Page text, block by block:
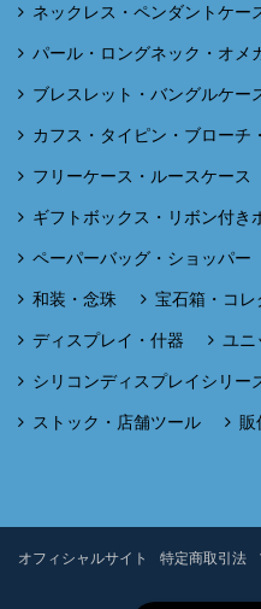
ネックレス・ペンダントケー
パール・ロングネック・オメ
ブレスレット・バングルケー
カフス・タイピン・ブローチ
フリーケース・ルースケース
ギフトボックス・リボン付き
ペーパーバッグ・ショッパー
和装・念珠 宝石箱・コレ
ディスプレイ・什器 ユニ
シリコンディスプレイシリー
ストック・店舗ツール 販
オフィシャルサイト 特定商取引法